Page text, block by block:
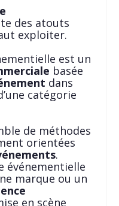
des atouts
exploiter.
est un
basée
dans
catégorie
de méthodes
orientées
.
événementielle
marque ou un
en scène